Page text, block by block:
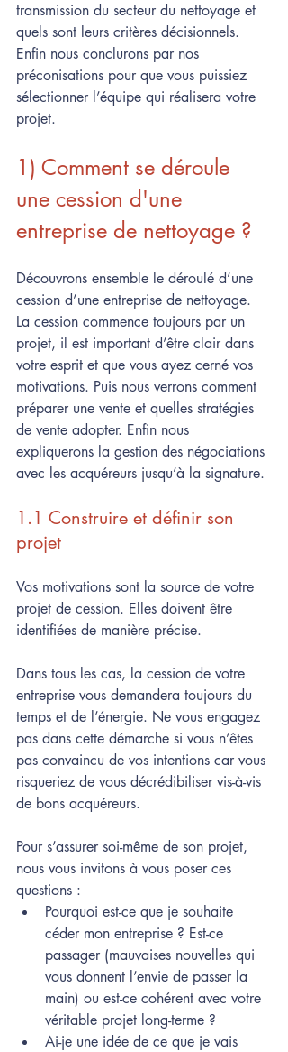
transmission du secteur du nettoyage et
quels sont leurs critères décisionnels.
Enfin nous conclurons par nos
préconisations pour que vous puissiez
sélectionner l’équipe qui réalisera votre
projet.
1) Comment se déroule
une cession d'une
entreprise de nettoyage ?
Découvrons ensemble le déroulé d’une
cession d’une entreprise de nettoyage.
La cession commence toujours par un
projet, il est important d’être clair dans
votre esprit et que vous ayez cerné vos
motivations. Puis nous verrons comment
préparer une vente et quelles stratégies
de vente adopter. Enfin nous
expliquerons la gestion des négociations
avec les acquéreurs jusqu’à la signature.
1.1 Construire et définir son
projet
Vos motivations sont la source de votre
projet de cession. Elles doivent être
identifiées de manière précise.
Dans tous les cas, la cession de votre
entreprise vous demandera toujours du
temps et de l’énergie. Ne vous engagez
pas dans cette démarche si vous n’êtes
pas convaincu de vos intentions car vous
risqueriez de vous décrédibiliser vis-à-vis
de bons acquéreurs.
Pour s’assurer soi-même de son projet,
nous vous invitons à vous poser ces
questions :
Pourquoi est-ce que je souhaite
céder mon entreprise ? Est-ce
passager (mauvaises nouvelles qui
vous donnent l’envie de passer la
main) ou est-ce cohérent avec votre
véritable projet long-terme ?
Ai-je une idée de ce que je vais